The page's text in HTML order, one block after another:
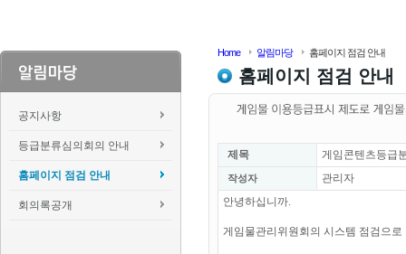
공지사항
등급분류심의회의 안내
홈페이지 점검 안내
회의록공개
Home 알림마당 홈페이지 점검 안내
홈페이지 점검 안내
제목 게임콘텐츠등급
작성자
관리자
안녕하십니까.
게임물관리위원회의 시스템 점검으로